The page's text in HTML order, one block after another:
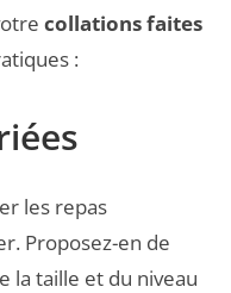
collations faites
:
les repas
Proposez-en de
la taille et du niveau